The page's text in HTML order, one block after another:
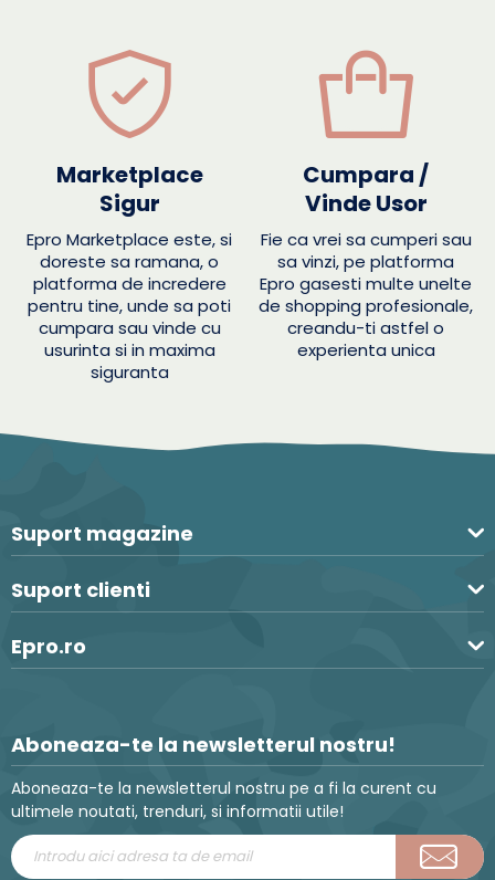
Marketplace
Sigur
Epro Marketplace este, si
doreste sa ramana, o
platforma de incredere
pentru tine, unde sa poti
cumpara sau vinde cu
usurinta si in maxima
siguranta
Cumpara /
Vinde Usor
Fie ca vrei sa cumperi sau
sa vinzi, pe platforma
Epro gasesti multe unelte
de shopping profesionale,
creandu-ti astfel o
experienta unica
Suport magazine
Suport clienti
Epro.ro
Aboneaza-te la newsletterul nostru!
Aboneaza-te la newsletterul nostru pe a fi la curent cu
ultimele noutati, trenduri, si informatii utile!